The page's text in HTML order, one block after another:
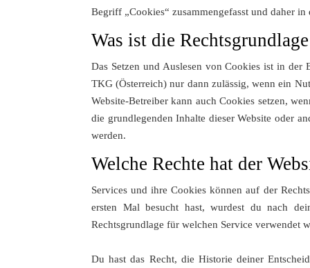
Begriff „Cookies“ zusammengefasst und daher
Was ist die
Das Setzen und Auslesen von Cookies ist in
TKG (Österreich) nur dann zulässig, wenn ein
Website-Betreiber kann auch Cookies setzen,
die grundlegenden Inhalte dieser Website oder
werden.
Welche Rechte hat der
Services und ihre Cookies können auf der
ersten Mal besucht hast, wurdest du nach
Rechtsgrundlage für welchen Service
Du hast das Recht, die Historie deiner